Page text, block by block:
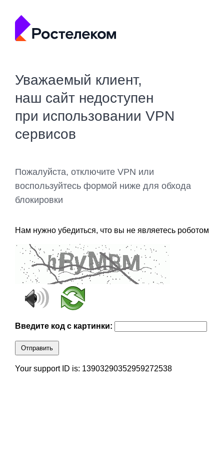
Уважаемый клиент,
наш сайт недоступен
при использовании VPN
сервисов
Пожалуйста, отключите VPN или
воспользуйтесь формой ниже для обхода
блокировки
Нам нужно убедиться, что вы не являетесь роботом
Введите код с картинки:
Отправить
Your support ID is: 13903290352959272538